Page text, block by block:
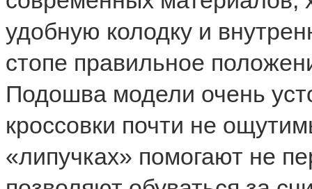
удобную колодку и
стопе правильное
Подошва модели очень
кроссовки почти не
«липучках» помогают не